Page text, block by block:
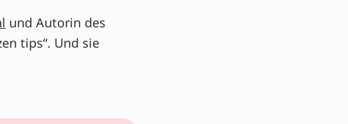
und Autorin des
tips“. Und sie